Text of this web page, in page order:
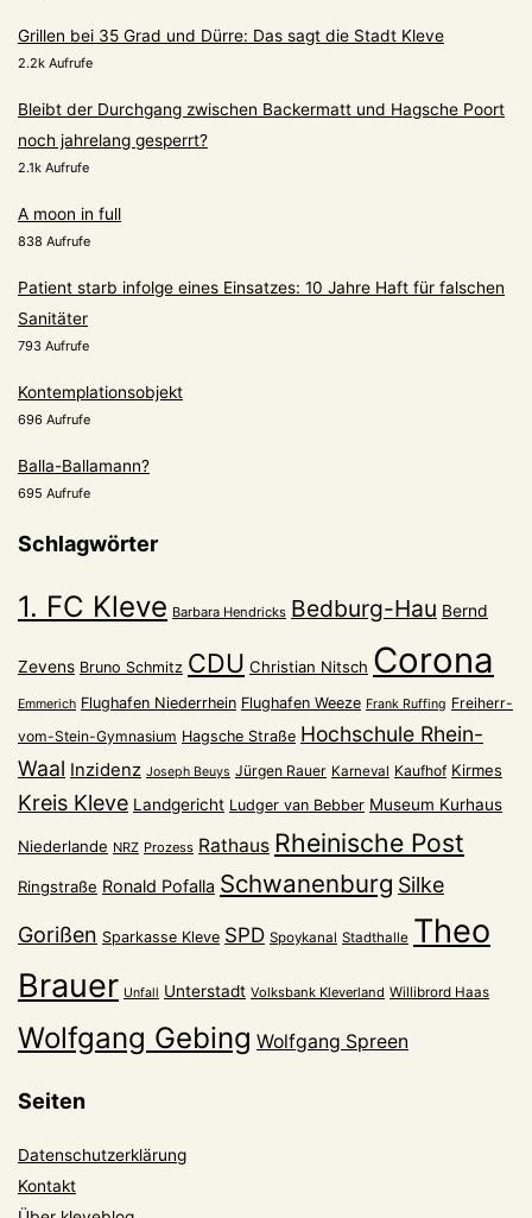
Grillen bei 35 Grad und Dürre: Das sagt die Stadt Kleve
2.2k Aufrufe
Bleibt der Durchgang zwischen Backermatt und Hagsche Poort
noch jahrelang gesperrt?
2.1k Aufrufe
A moon in full
838 Aufrufe
Patient starb infolge eines Einsatzes: 10 Jahre Haft für falschen
Sanitäter
793 Aufrufe
Kontemplationsobjekt
696 Aufrufe
Balla-Ballamann?
695 Aufrufe
Schlagwörter
1. FC Kleve Barbara Hendricks Bedburg-Hau Bernd
Zevens Bruno Schmitz CDU Christian Nitsch Corona
Emmerich Flughafen Niederrhein Flughafen Weeze Frank Ruffing Freiherr-
vom-Stein-Gymnasium Hagsche Straße Hochschule Rhein-
Waal Inzidenz Joseph Beuys Jürgen Rauer Karneval Kaufhof Kirmes
Kreis Kleve Landgericht Ludger van Bebber Museum Kurhaus
Niederlande NRZ Prozess Rathaus Rheinische Post
Ringstraße Ronald Pofalla Schwanenburg Silke
Gorißen Sparkasse Kleve SPD Spoykanal Stadthalle Theo
Brauer Unfall Unterstadt Volksbank Kleverland Willibrord Haas
Wolfgang Gebing Wolfgang Spreen
Seiten
Datenschutzerklärung
Kontakt